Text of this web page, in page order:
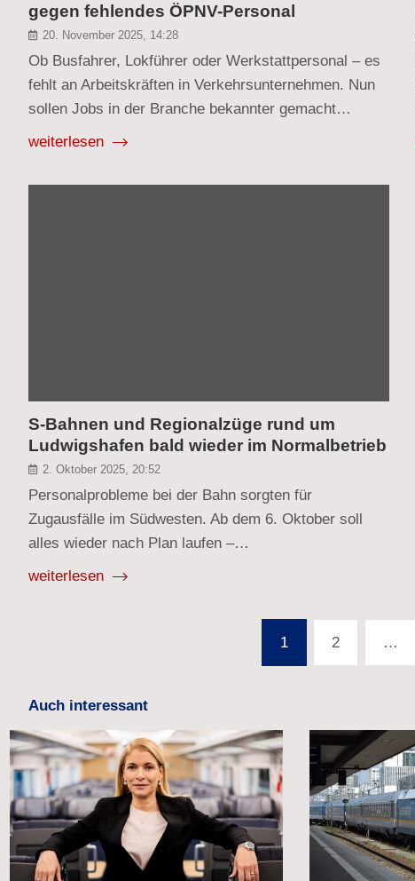
gegen fehlendes ÖPNV-Personal
20. November 2025, 14:28
Ob Busfahrer, Lokführer oder Werkstattpersonal – es
fehlt an Arbeitskräften in Verkehrsunternehmen. Nun
sollen Jobs in der Branche bekannter gemacht…
weiterlesen
S-Bahnen und Regionalzüge rund um
Ludwigshafen bald wieder im Normalbetrieb
2. Oktober 2025, 20:52
Personalprobleme bei der Bahn sorgten für
Zugausfälle im Südwesten. Ab dem 6. Oktober soll
alles wieder nach Plan laufen –…
weiterlesen
Seitennummerierung
Beiträge
1 2 …
Auch interessant